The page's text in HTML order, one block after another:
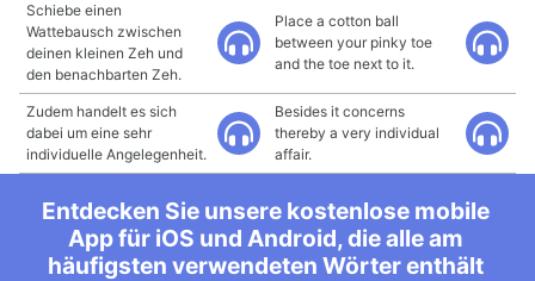
Schiebe einen
Wattebausch zwischen
deinen kleinen Zeh und
den benachbarten Zeh.
Place a cotton ball
between your pinky toe
and the toe next to it.
Zudem handelt es sich
dabei um eine sehr
individuelle Angelegenheit.
Besides it concerns
thereby a very individual
affair.
Entdecken Sie unsere kostenlose mobile
App für iOS und Android, die alle am
häufigsten verwendeten Wörter enthält